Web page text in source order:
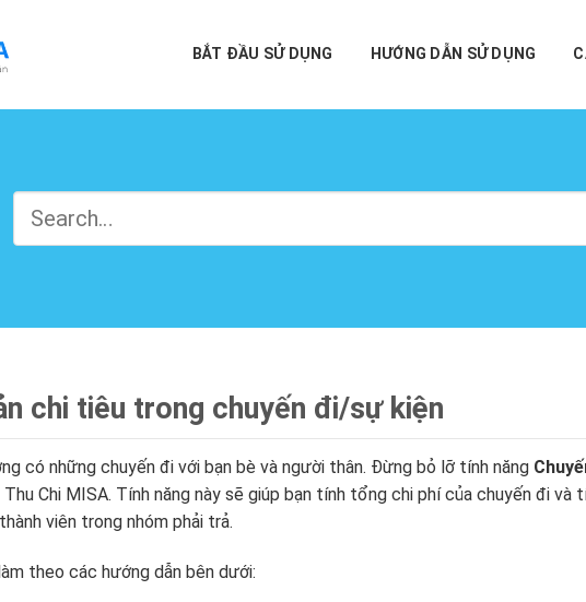
BẮT ĐẦU SỬ DỤNG HƯỚNG DẪN SỬ DỤNG
chi tiêu trong chuyến đi/sự kiện
có những chuyến đi với bạn bè và người thân. Đừng bỏ lỡ tính năng
Chi MISA. Tính năng này sẽ giúp bạn tính tổng chi phí của chuyến đi và
viên trong nhóm phải trả.
theo các hướng dẫn bên dưới: